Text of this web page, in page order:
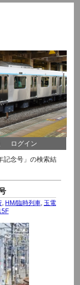
ログイン
記念号」の検索結
, HM/臨時列車, 玉電